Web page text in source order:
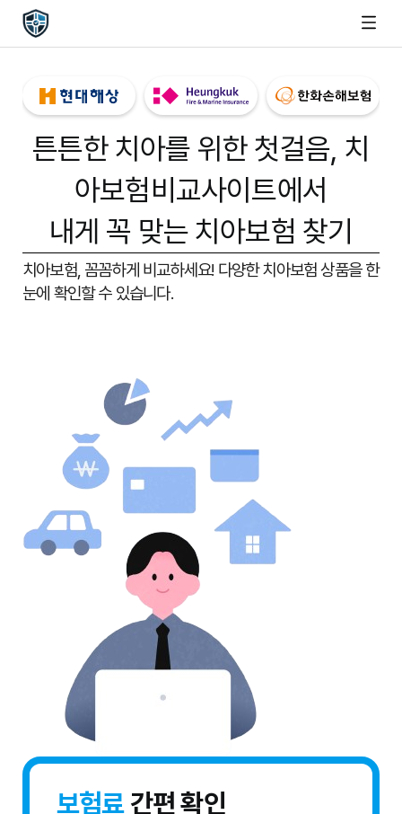
튼튼한 치아를 위한 첫걸음, 치
아보험비교사이트에서
내게 꼭 맞는 치아보험 찾기
치아보험, 꼼꼼하게 비교하세요! 다양한 치아보험 상품을 한
눈에 확인할 수 있습니다.
보험료간편 확인